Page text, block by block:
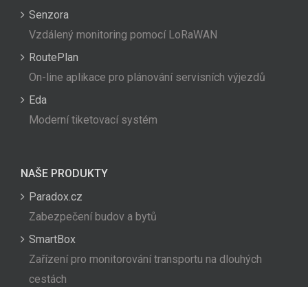
Senzora
Vzdálený monitoring pomocí LoRaWAN
RoutePlan
On-line aplikace pro plánování servisních výjezdů
Eda
Moderní tiketovací systém
NAŠE PRODUKTY
Paradox.cz
Zabezpečení budov a bytů
SmartBox
Zařízení pro monitorování transportu na dlouhých
cestách